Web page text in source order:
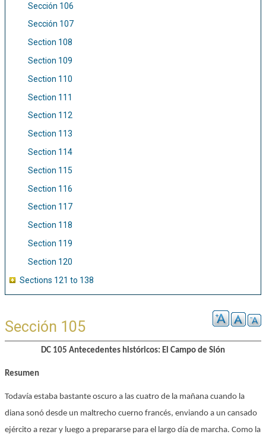
Sección 106
Sección 107
Section 108
Section 109
Section 110
Section 111
Section 112
Section 113
Section 114
Section 115
Section 116
Section 117
Section 118
Section 119
Section 120
Sections 121 to 138
Sección 105
DC 105 Antecedentes históricos: El Campo de Sión
Resumen
Todavía estaba bastante oscuro a las cuatro de la mañana cuando la
diana sonó desde un maltrecho cuerno francés, enviando a un cansado
ejército a rezar y luego a prepararse para el largo día de marcha. Como la